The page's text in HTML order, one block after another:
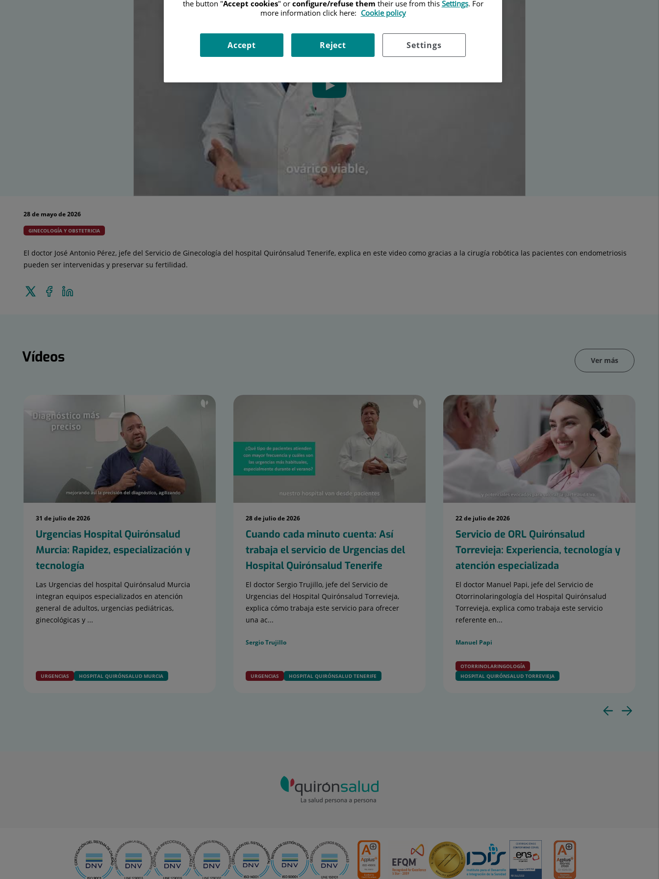
28 de mayo de 2026
GINECOLOGÍA Y OBSTETRICIA
El doctor José Antonio Pérez, jefe del Servicio de Ginecología del hospital Quirónsalud Tenerife, explica en este video como gracias a la cirugía robótica las pacientes con endometriosis
pueden ser intervenidas y preservar su fertilidad.
Enviar
Compartir
en
Vídeos
Vídeos
diapositivas:
31 de julio de 2026
Urgencias Hospital Quirónsalud
Murcia: Rapidez, especialización y
tecnología
Las Urgencias del hospital Quirónsalud Murcia
integran equipos especializados en atención
general de adultos, urgencias pediátricas,
ginecológicas y ...
URGENCIAS HOSPITAL QUIRÓNSALUD MURCIA
28 de julio de 2026
Cuando cada minuto cuenta: Así
trabaja el servicio de Urgencias del
Hospital Quirónsalud Tenerife
El doctor Sergio Trujillo, jefe del Servicio de
Urgencias del Hospital Quirónsalud Torrevieja,
explica cómo trabaja este servicio para ofrecer
una ac...
Sergio Trujillo
URGENCIAS HOSPITAL QUIRÓNSALUD TENERIFE
22 de julio de 2026
Servicio de ORL Quirónsalud
Torrevieja: Experiencia, tecnología y
atención especializada
El doctor Manuel Papi, jefe del Servicio de
Otorrinolaringología del Hospital Quirónsalud
Torrevieja, explica como trabaja este servicio
referente en...
Manuel Papi
OTORRINOLARINGOLOGÍA
HOSPITAL QUIRÓNSALUD TORREVIEJA
Ver más
the button "Accept cookies" or configure/refuse them their use from this Settings. For
more information click here: Cookie policy
Settings
Reject
Accept